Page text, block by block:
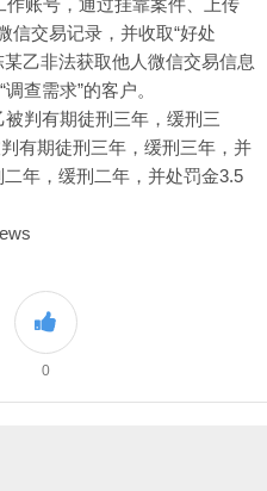
作账号，通过挂靠案件、上传
信交易记录，并收取“好处
乙非法获取他人微信交易信息
查需求”的客户。
判有期徒刑三年，缓刑三
有期徒刑三年，缓刑三年，并
年，缓刑二年，并处罚金3.5
0